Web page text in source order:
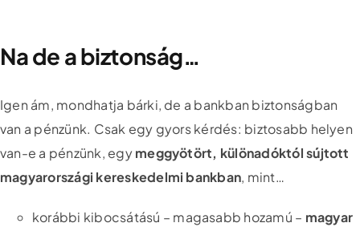
Na de a biztonság…
Igen ám, mondhatja bárki, de a bankban biztonságban
van a pénzünk. Csak egy gyors kérdés: biztosabb helyen
van-e a pénzünk, egymeggyötört, különadóktól sújtott
magyarországi kereskedelmi bankban, mint…
korábbi kibocsátású – magasabb hozamú – magyar